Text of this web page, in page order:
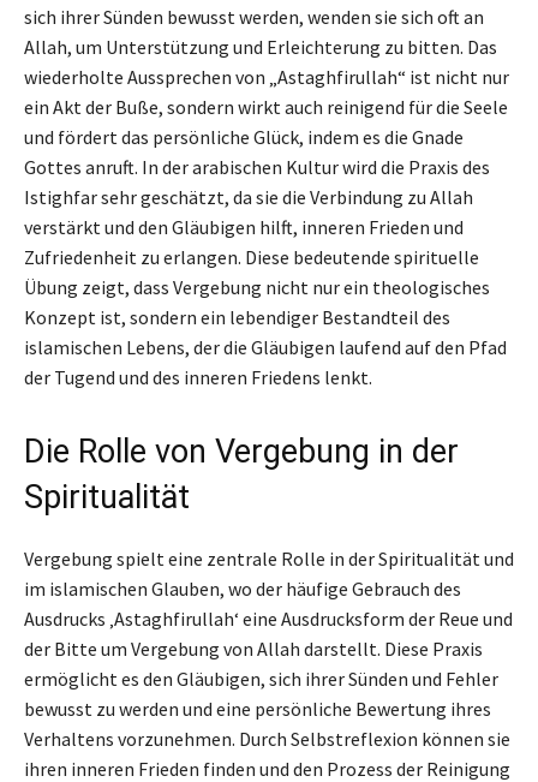
sich ihrer Sünden bewusst werden, wenden sie sich oft an
Allah, um Unterstützung und Erleichterung zu bitten. Das
wiederholte Aussprechen von „Astaghfirullah“ ist nicht nur
ein Akt der Buße, sondern wirkt auch reinigend für die Seele
und fördert das persönliche Glück, indem es die Gnade
Gottes anruft. In der arabischen Kultur wird die Praxis des
Istighfar sehr geschätzt, da sie die Verbindung zu Allah
verstärkt und den Gläubigen hilft, inneren Frieden und
Zufriedenheit zu erlangen. Diese bedeutende spirituelle
Übung zeigt, dass Vergebung nicht nur ein theologisches
Konzept ist, sondern ein lebendiger Bestandteil des
islamischen Lebens, der die Gläubigen laufend auf den Pfad
der Tugend und des inneren Friedens lenkt.
Die Rolle von Vergebung in der
Spiritualität
Vergebung spielt eine zentrale Rolle in der Spiritualität und
im islamischen Glauben, wo der häufige Gebrauch des
Ausdrucks ‚Astaghfirullah‘ eine Ausdrucksform der Reue und
der Bitte um Vergebung von Allah darstellt. Diese Praxis
ermöglicht es den Gläubigen, sich ihrer Sünden und Fehler
bewusst zu werden und eine persönliche Bewertung ihres
Verhaltens vorzunehmen. Durch Selbstreflexion können sie
ihren inneren Frieden finden und den Prozess der Reinigung